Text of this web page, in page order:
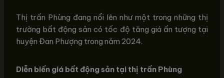
Thị trấn Phùng đang nổi lên như một trong những thị
trường bất động sản có tốc độ tăng giá ấn tượng tại
huyện Đan Phượng trong năm 2024.
Diễn biến giá bất động sản tại thị trấn Phùng